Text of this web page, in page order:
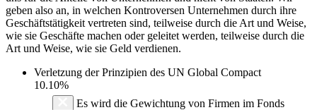
geben also an, in welchen Kontroversen Unternehmen durch ihre
Geschäftstätigkeit vertreten sind, teilweise durch die Art und Weise,
wie sie Geschäfte machen oder geleitet werden, teilweise durch die
Art und Weise, wie sie Geld verdienen.
Verletzung der Prinzipien des UN Global Compact
10.10%
Es wird die Gewichtung von Firmen im Fonds